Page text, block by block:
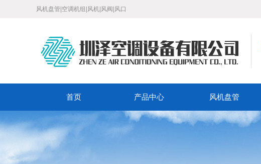
风机盘管|空调机组|风机|风阀|风口
首页 产品中心 风机盘管